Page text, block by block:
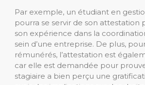
Par exemple, un étudiant en
pourra se servir de son attestation
son expérience dans la
sein d’une entreprise. De plus,
rémunérés, l’attestation est
car elle est demandée pour
stagiaire a bien perçu une